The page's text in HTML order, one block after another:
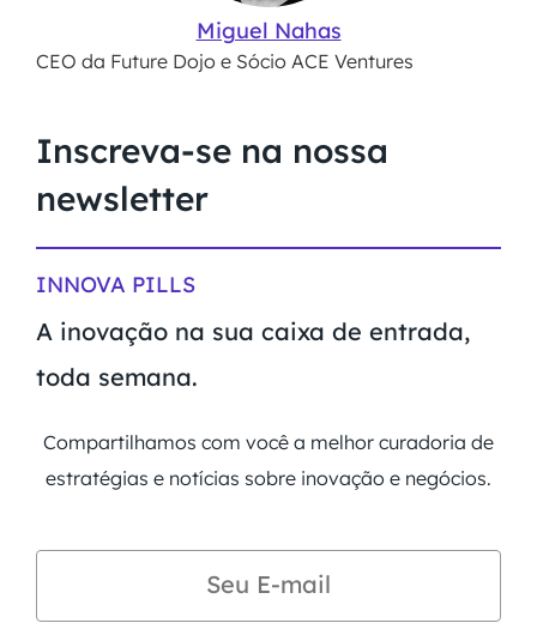
Miguel Nahas
CEO da Future Dojo e Sócio ACE Ventures
Inscreva-se na nossa
newsletter
INNOVA PILLS
A inovação na sua caixa de entrada,
toda semana.
Compartilhamos com você a melhor curadoria de
estratégias e notícias sobre inovação e negócios.